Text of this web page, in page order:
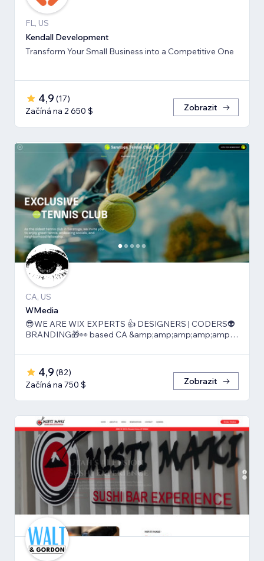
FL, US
Kendall Development
Transform Your Small Business into a Competitive One
4,9 (17)
Začíná na 2 650 $
Zobrazit
CA, US
WMedia
😎WE ARE WIX EXPERTS 👍 DESIGNERS | CODERS👽
BRANDING🎁👀 based CA &amp;amp;amp;amp;amp;
4,9 (82)
Začíná na 750 $
Zobrazit